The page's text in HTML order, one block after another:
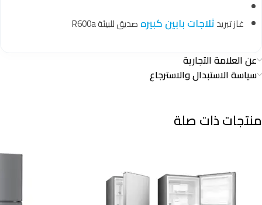
غاز تبريدثلاجات بابين كبيره صديق للبيئة R600a
عن العلامة التجارية
سياسة الاستبدال والاسترجاع
منتجات ذات صلة